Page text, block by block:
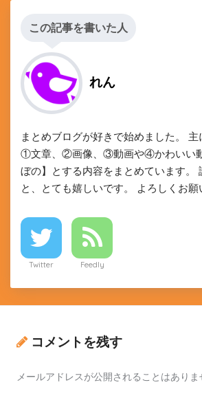
この記事を書いた人
れん
まとめブログが好きで始めました。 主
①文章、②画像、③動画や④かわいい
ぼの】とする内容をまとめています。
と、とても嬉しいです。 よろしくお願
Twitter Feedly
コメントを残す
メールアドレスが公開されることはありま